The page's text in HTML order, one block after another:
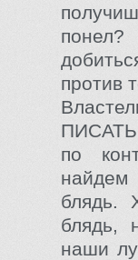
против
по
найдем
блядь.
блядь,
наши